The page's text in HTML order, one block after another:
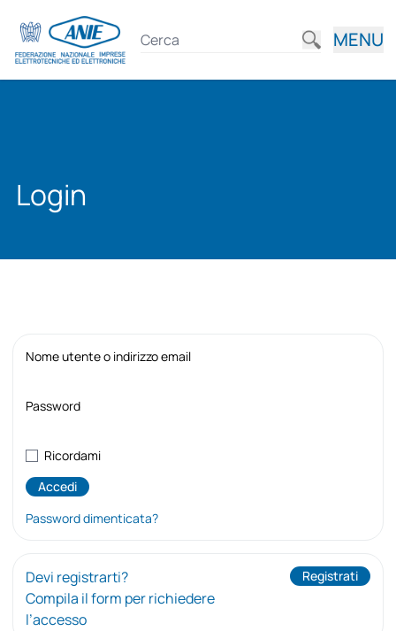
MENU
Login
Nome utente o indirizzo email
Password
Ricordami
Password dimenticata?
Devi registrarti?
Compila il form per richiedere
l’accesso
Registrati